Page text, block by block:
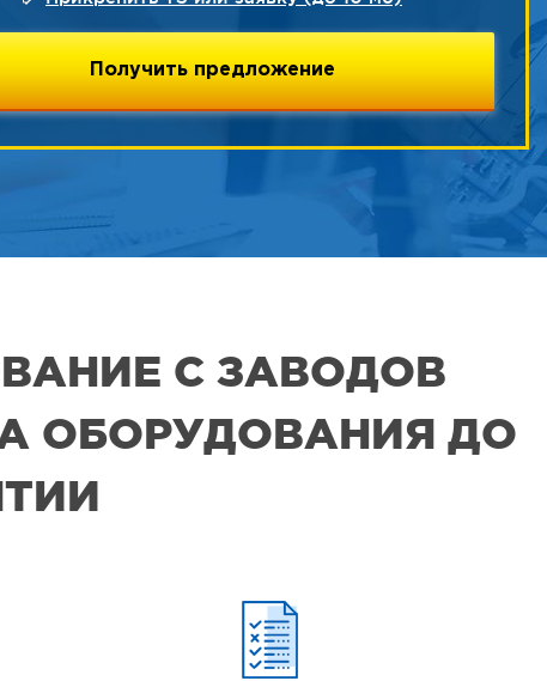
С ЗАВОДОВ
ОБОРУДОВАНИЯ ДО